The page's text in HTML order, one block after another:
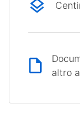
altro